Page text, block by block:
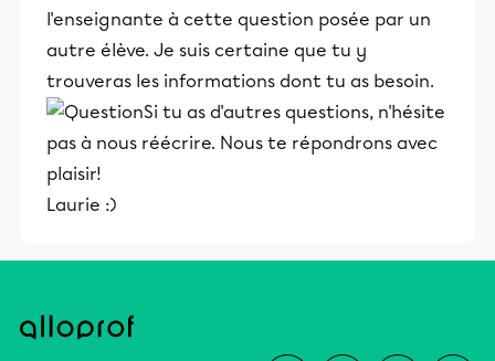
l'enseignante à cette question posée par un
autre élève. Je suis certaine que tu y
trouveras les informations dont tu as besoin.
Si tu as d'autres questions, n'hésite
pas à nous réécrire. Nous te répondrons avec
plaisir!
Laurie :)